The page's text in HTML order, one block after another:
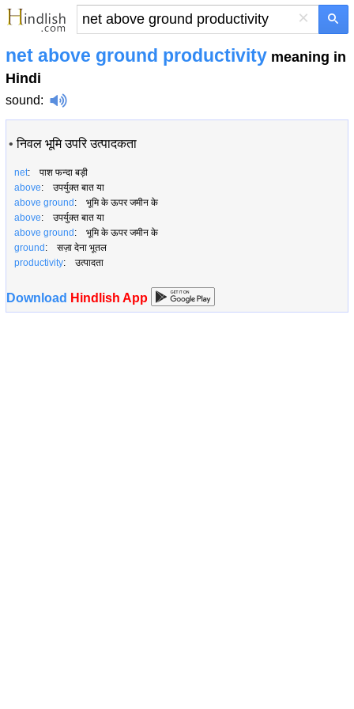
×
net above ground productivity meaning in
Hindi
sound:
•निवल भूमि उपरि उत्‍पादकता
net: पाश फन्दा बड़ी
above: उपर्युक्त बात या
above ground : भूमि के ऊपर जमीन के
above: उपर्युक्त बात या
above ground : भूमि के ऊपर जमीन के
ground : सज़ा देना भूतल
productivity: उत्पादता
Download Hindlish App